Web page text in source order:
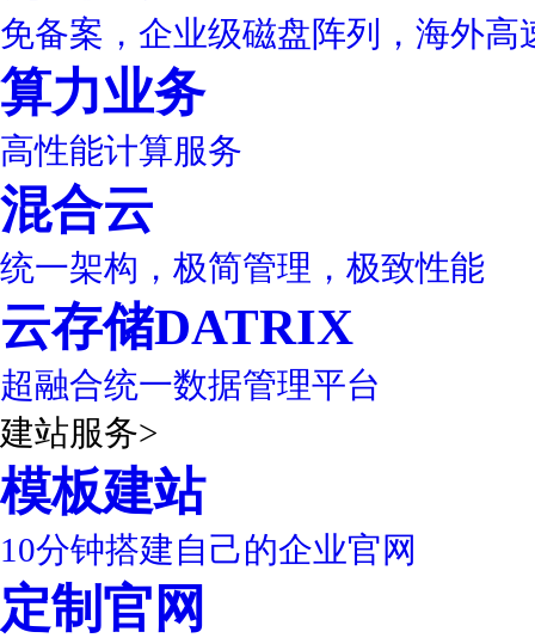
免备案，企业级磁盘阵列，海外高
算力业务
高性能计算服务
混合云
统一架构，极简管理，极致性能
云存储DATRIX
超融合统一数据管理平台
建站服务>
模板建站
10分钟搭建自己的企业官网
定制官网